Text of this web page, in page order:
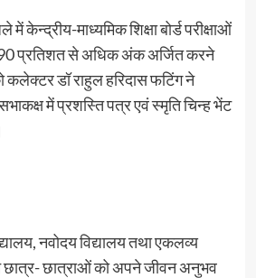
केन्द्रीय-माध्यमिक शिक्षा बोर्ड परीक्षाओं
प्रतिशत से अधिक अंक अर्जित करने
कलेक्टर डॉ राहुल हरिदास फटिंग ने
में प्रशस्ति पत्र एवं स्मृति चिन्ह भेंट
नवोदय विद्यालय तथा एकलव्य
छात्र- छात्राओं को अपने जीवन अनुभव